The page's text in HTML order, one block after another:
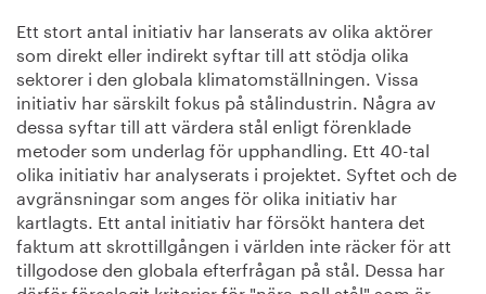
Ett stort antal initiativ har lanserats av olika aktörer
som direkt eller indirekt syftar till att stödja olika
sektorer i den globala klimatomställningen. Vissa
initiativ har särskilt fokus på stålindustrin. Några av
dessa syftar till att värdera stål enligt förenklade
metoder som underlag för upphandling. Ett 40-tal
olika initiativ har analyserats i projektet. Syftet och de
avgränsningar som anges för olika initiativ har
kartlagts. Ett antal initiativ har försökt hantera det
faktum att skrottillgången i världen inte räcker för att
tillgodose den globala efterfrågan på stål. Dessa har